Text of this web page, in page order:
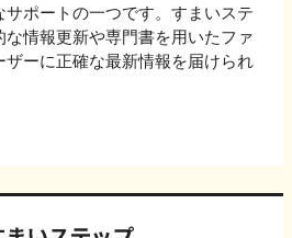
ポートの一つです。すまいステ
な情報更新や専門書を用いたファ
ザーに正確な最新情報を届けられ